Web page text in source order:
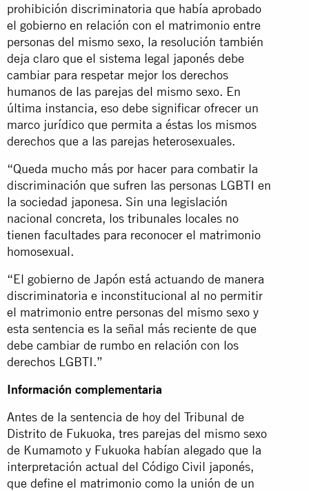
prohibición discriminatoria que había aprobado
el gobierno en relación con el matrimonio entre
personas del mismo sexo, la resolución también
deja claro que el sistema legal japonés debe
cambiar para respetar mejor los derechos
humanos de las parejas del mismo sexo. En
última instancia, eso debe significar ofrecer un
marco jurídico que permita a éstas los mismos
derechos que a las parejas heterosexuales.
“Queda mucho más por hacer para combatir la
discriminación que sufren las personas LGBTI en
la sociedad japonesa. Sin una legislación
nacional concreta, los tribunales locales no
tienen facultades para reconocer el matrimonio
homosexual.
“El gobierno de Japón está actuando de manera
discriminatoria e inconstitucional al no permitir
el matrimonio entre personas del mismo sexo y
esta sentencia es la señal más reciente de que
debe cambiar de rumbo en relación con los
derechos LGBTI.”
Información complementaria
Antes de la sentencia de hoy del Tribunal de
Distrito de Fukuoka, tres parejas del mismo sexo
de Kumamoto y Fukuoka habían alegado que la
interpretación actual del Código Civil japonés,
que define el matrimonio como la unión de un